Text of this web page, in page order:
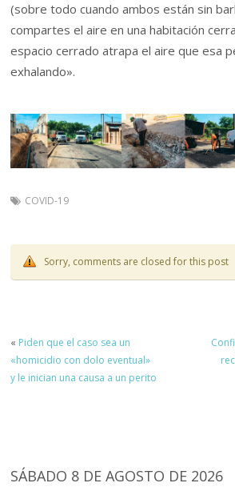
(sobre todo cuando ambos están sin
compartes el aire en una habitación
espacio cerrado atrapa el aire que esa
exhalando».
COVID-19
Sorry, comments are closed for this post
« Piden que el caso sea un
«homicidio con dolo eventual»
y le inician una causa a un perito
SÁBADO 8 DE AGOSTO DE 2026